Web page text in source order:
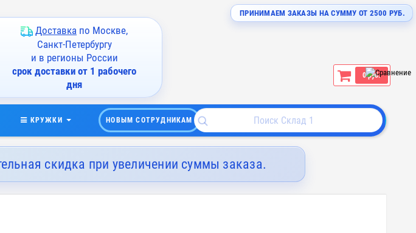
ПРИНИМАЕМ ЗАКАЗЫ НА СУММУ ОТ 2500 РУБ.
Доставка по Москве,
Санкт-Петербургу
и в регионы России
срок доставки от 1 рабочего
дня
0 руб.
КРУЖКИ НОВЫМ СОТРУДНИКАМ
скидка при увеличении суммы заказа.